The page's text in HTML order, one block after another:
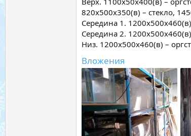
820х500х350(в) – стекло,
Середина 1.
Середина 2.
Низ. 1200х500х460(в) –
Вложения